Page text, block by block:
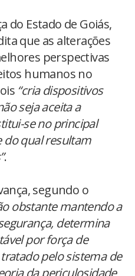
do Estado de Goiás,
que as alterações
perspectivas
humanos no
“cria dispositivos
seja aceita a
se no principal
do qual resultam
.
segundo o
obstante mantendo a
determina
por força de
pelo sistema de